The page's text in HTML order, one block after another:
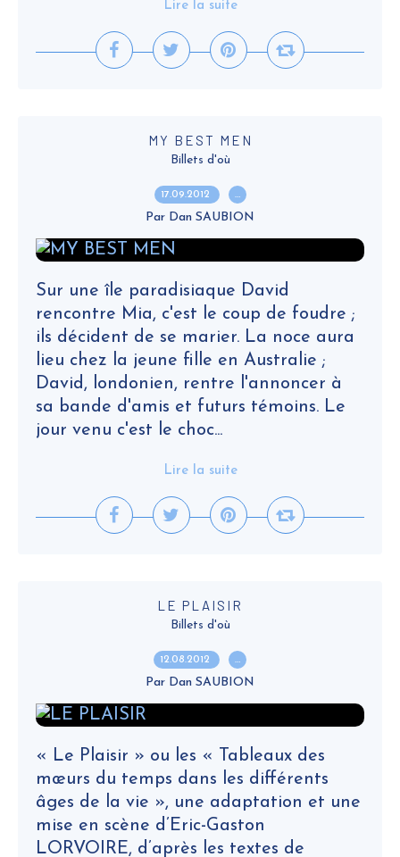
Lire la suite
MY BEST MEN
Billets d'où
17.09.2012 …
Par Dan SAUBION
Sur une île paradisiaque David
rencontre Mia, c'est le coup de foudre ;
ils décident de se marier. La noce aura
lieu chez la jeune fille en Australie ;
David, londonien, rentre l'annoncer à
sa bande d'amis et futurs témoins. Le
jour venu c'est le choc...
Lire la suite
LE PLAISIR
Billets d'où
12.08.2012 …
Par Dan SAUBION
« Le Plaisir » ou les « Tableaux des
mœurs du temps dans les différents
âges de la vie », une adaptation et une
mise en scène d’Eric-Gaston
LORVOIRE, d’après les textes de